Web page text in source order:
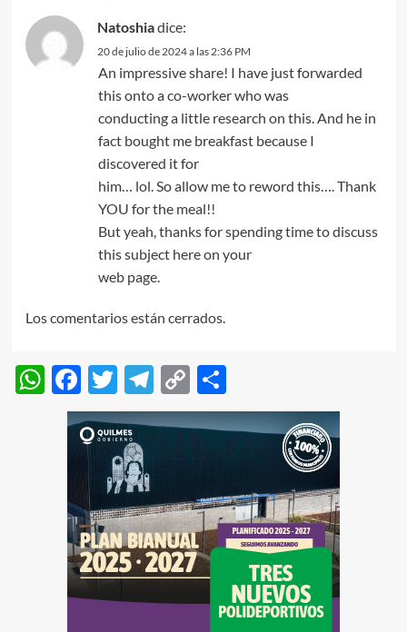
Natoshiadice:
20 de julio de 2024 a las 2:36 PM
An impressive share! I have just forwarded
this onto a co-worker who was
conducting a little research on this. And he in
fact bought me breakfast because I
discovered it for
him… lol. So allow me to reword this…. Thank
YOU for the meal!!
But yeah, thanks for spending time to discuss
this subject here on your
web page.
Los comentarios están cerrados.
WhatsApp
Facebook
Twitter
Telegram
Copy
Link
Compartir